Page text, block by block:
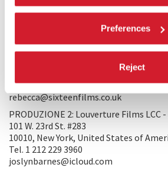
Preferences
Reject
moderno, una Polaroid esposta
PRODUZIONE/DISTRIBUZIONE
PRODUZIONE 1: Sixteen Films -
2nd Floor, 187 Wardour Street
W1F 8ZB, London, United Kingdom
Tel. 44 2077340168
rebecca@sixteenfilms.co.uk
PRODUZIONE 2: Louverture Films LCC
101 W. 23rd St. #283
10010, New York, United States of
Tel. 1 212 229 3960
joslynbarnes@icloud.com